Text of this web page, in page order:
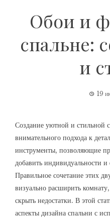
Обои и
спальне:
и
19
Создание уютной и стильной
внимательного подхода к
инструменты, позволяющие
добавить индивидуальности
Правильное сочетание этих
визуально расширить
скрыть недостатки. В этой
аспекты дизайна спальни с